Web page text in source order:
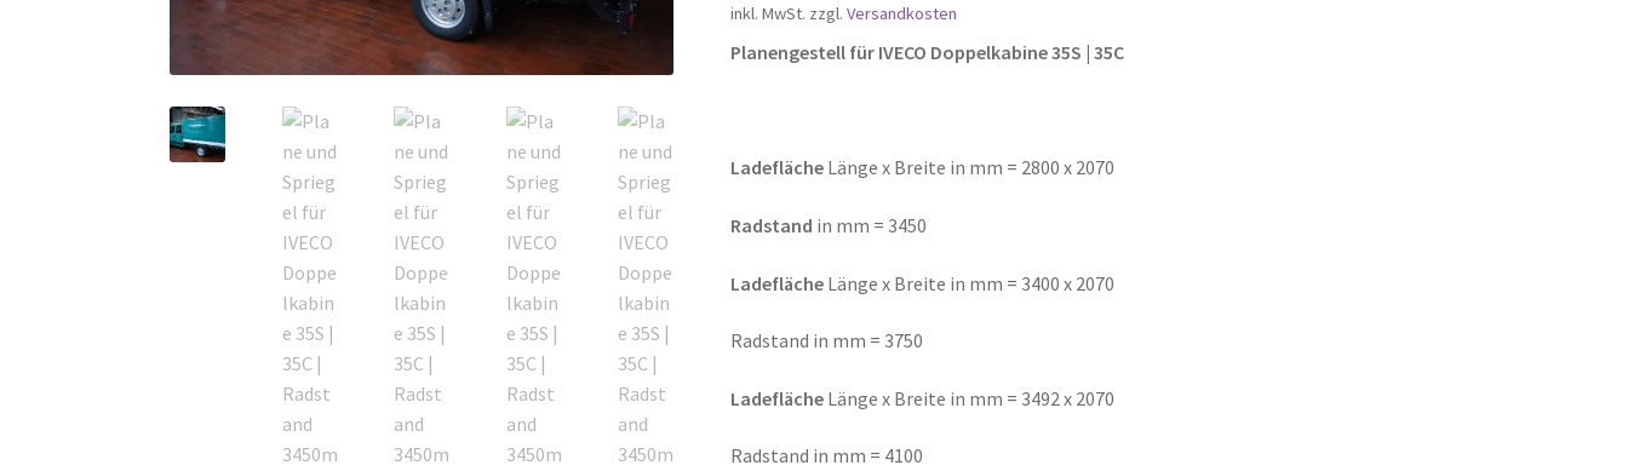
inkl. MwSt. zzgl. Versandkosten
Planengestell für IVECO Doppelkabine 35S | 35C
LadeflächeLänge x Breite in mm = 2800 x 2070
Radstand in mm = 3450
Ladefläche Länge x Breite in mm = 3400 x 2070
Radstand in mm = 3750
Ladefläche Länge x Breite in mm = 3492 x 2070
Radstand in mm = 4100